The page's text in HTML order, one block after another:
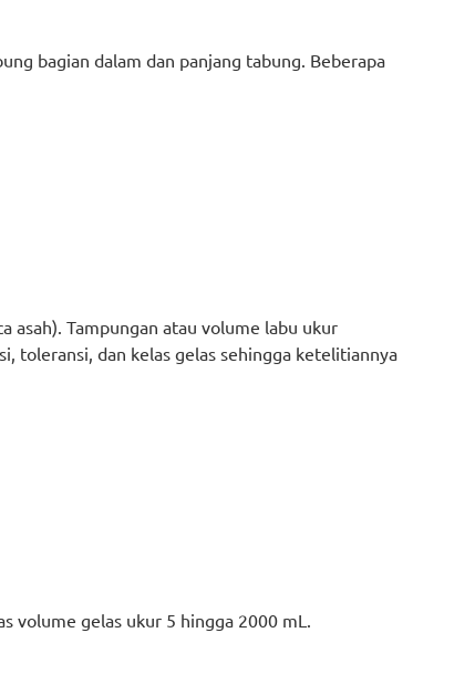
bagian dalam dan panjang tabung. Beberapa
Tampungan atau volume labu ukur
toleransi, dan kelas gelas sehingga ketelitiannya
volume gelas ukur 5 hingga 2000 mL.